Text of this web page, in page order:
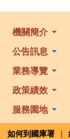
機關簡介
公告訊息
業務導覽
政策績效
服務園地
如何到國庫署